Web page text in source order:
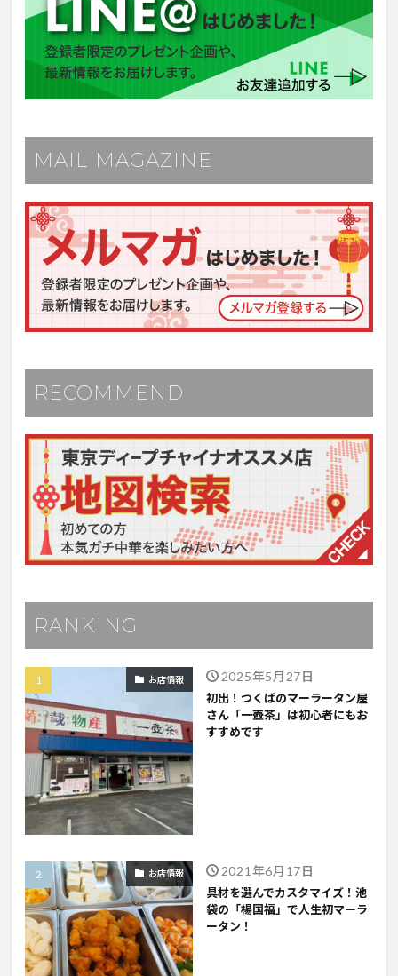
MAIL MAGAZINE
RECOMMEND
RANKING
お店情報 2025年5月27日
初出！つくばのマーラータン屋
さん「一壺茶」は初心者にもお
すすめです
お店情報 2021年6月17日
具材を選んでカスタマイズ！池
袋の「楊国福」で人生初マーラ
ータン！